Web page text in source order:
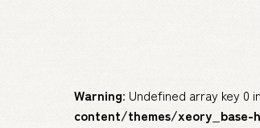
Warning: Undefined array key 0 in
content/themes/xeory_base-